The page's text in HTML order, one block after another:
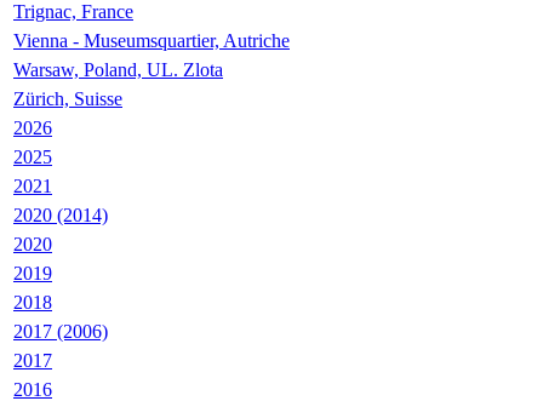
Trignac, France
Vienna - Museumsquartier, Autriche
Warsaw, Poland, UL. Zlota
Zürich, Suisse
2026
2025
2021
2020 (2014)
2020
2019
2018
2017 (2006)
2017
2016